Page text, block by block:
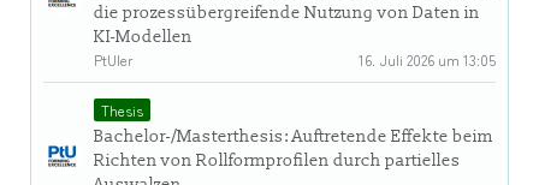
die prozessübergreifende Nutzung von Daten in
KI-Modellen
PtUler
16. Juli 2026 um 13:05
Thesis
Bachelor-/Masterthesis: Auftretende Effekte beim
Richten von Rollformprofilen durch partielles